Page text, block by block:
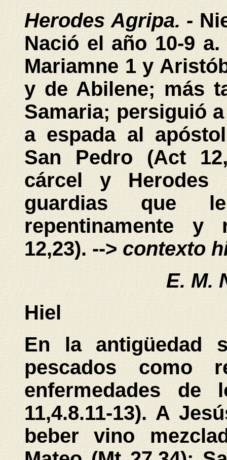
Herodes Agripa. -
Nació el año 10-9
Mariamne 1 y
y de Abilene; más
Samaria; persiguió
a espada al
San Pedro (Act
cárcel y Herodes
guardias que
repentinamente
12,23).-->contexto
E. M.
Hiel
En la antigüedad
pescados como
enfermedades
11,4.8.11-13). A
beber vino